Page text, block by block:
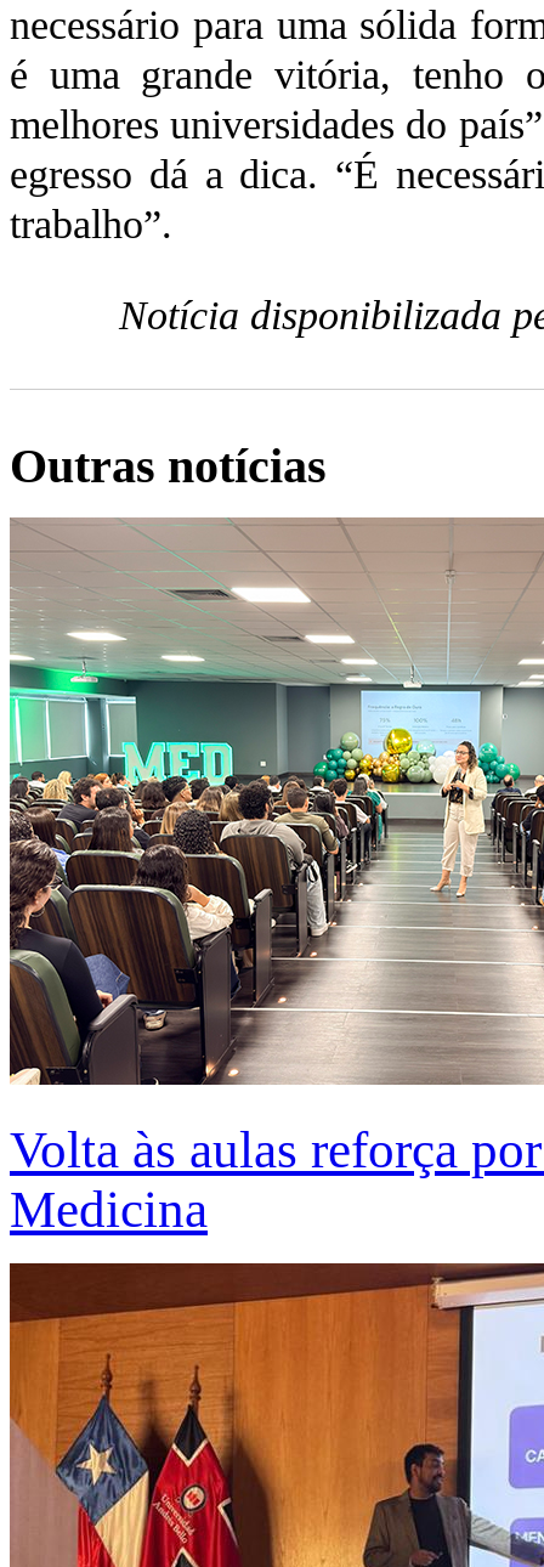
necessário para uma sólida
é uma grande vitória, tenho
melhores universidades do
egresso dá a dica. “É
trabalho”.
Notícia disponibilizada
Outras notícias
Volta às aulas reforça
Medicina